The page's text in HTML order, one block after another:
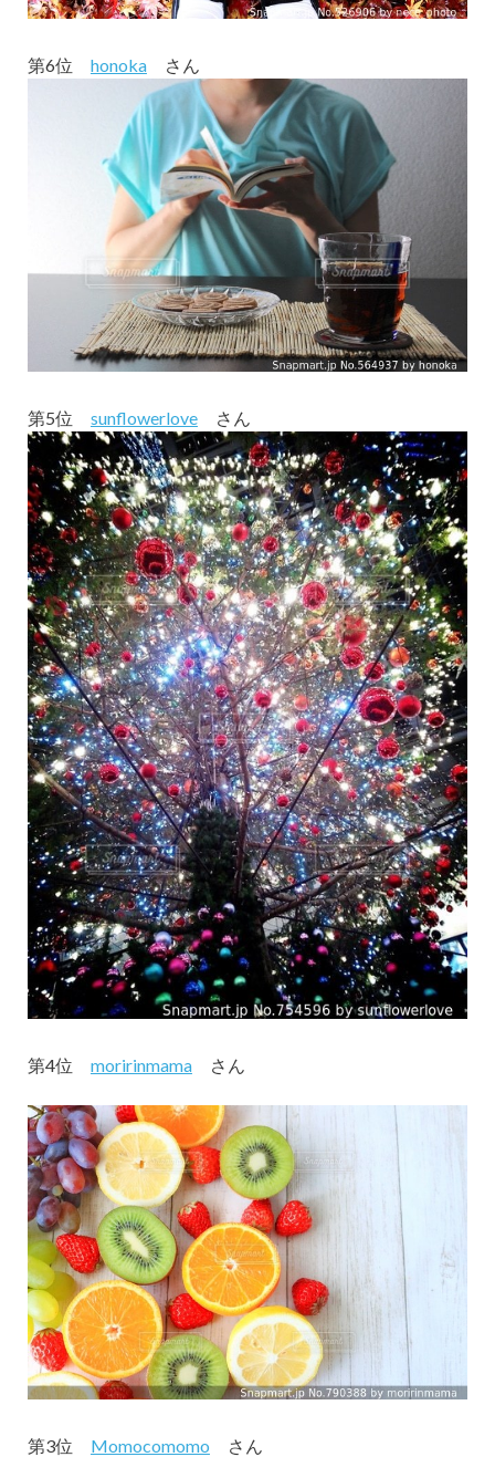
第6位 honokaさん
第5位 sunflowerloveさん
第4位 moririnmamaさん
第3位 Momocomomo さん